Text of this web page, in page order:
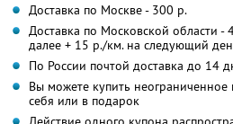
Доставка по Москве - 300 р.
Доставка по Московской области
далее + 15 р./км. на следующий
По России почтой доставка до 14
Вы можете купить неограниченное
себя или в подарок